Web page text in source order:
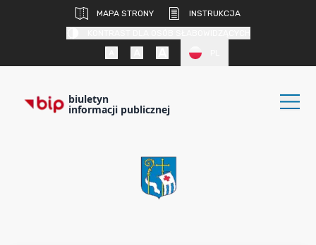
MAPA STRONY
INSTRUKCJA
biuletyn
informacji publicznej